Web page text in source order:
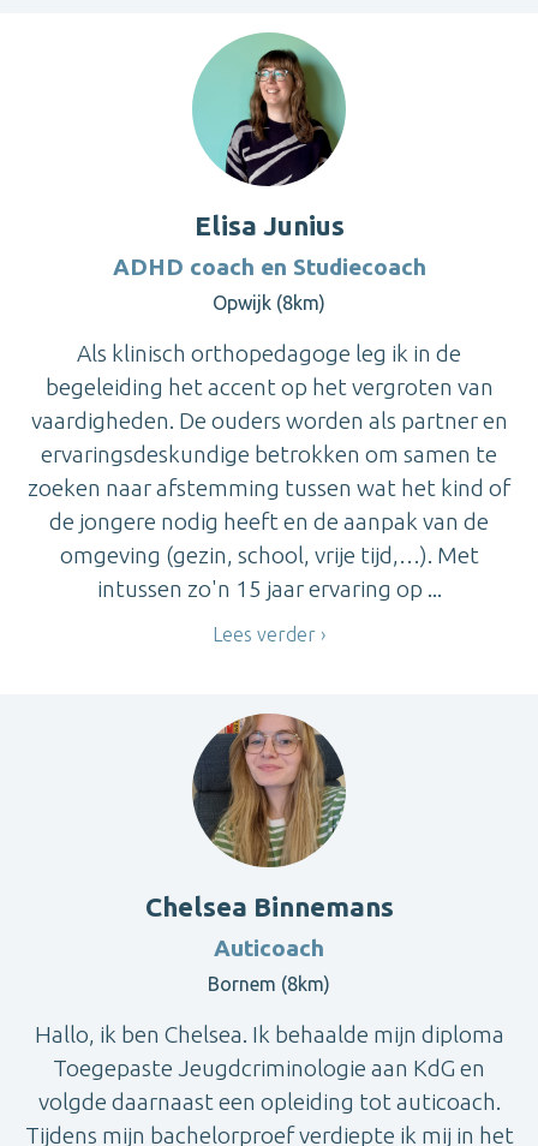
Elisa Junius
ADHD coach en Studiecoach
Opwijk (8km)
Als klinisch orthopedagoge leg ik in de
begeleiding het accent op het vergroten van
vaardigheden. De ouders worden als partner en
ervaringsdeskundige betrokken om samen te
zoeken naar afstemming tussen wat het kind of
de jongere nodig heeft en de aanpak van de
omgeving (gezin, school, vrije tijd,…). Met
intussen zo'n 15 jaar ervaring op ...
Lees verder
Chelsea Binnemans
Auticoach
Bornem (8km)
Hallo, ik ben Chelsea. Ik behaalde mijn diploma
Toegepaste Jeugdcriminologie aan KdG en
volgde daarnaast een opleiding tot auticoach.
Tijdens mijn bachelorproef verdiepte ik mij in het